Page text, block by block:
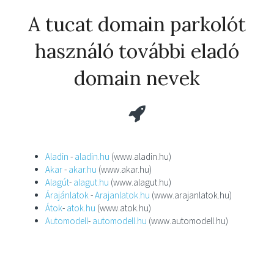
A tucat domain parkolót
használó további eladó
domain nevek
Aladin - aladin.hu (www.aladin.hu)
Akar- akar.hu (www.akar.hu)
Alagút- alagut.hu (www.alagut.hu)
Árajánlatok-Arajanlatok.hu (www.arajanlatok.hu)
Átok- atok.hu (www.atok.hu)
Automodell- automodell.hu (www.automodell.hu)